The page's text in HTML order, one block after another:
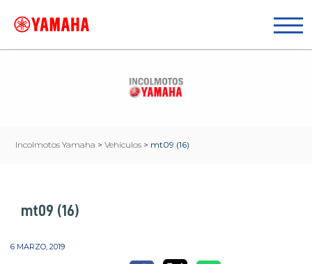
Incolmotos Yamaha > Vehículos > mt09 (16)
mt09 (16)
6 MARZO, 2019